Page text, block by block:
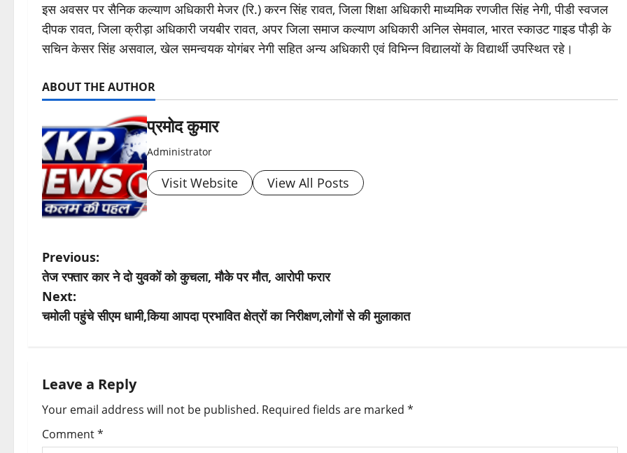
इस अवसर पर सैनिक कल्याण अधिकारी मेजर (रि.) करन सिंह रावत, जिला शिक्षा अधिकारी माध्यमिक रणजीत सिंह नेगी, पीडी स्वजल
दीपक रावत, जिला क्रीड़ा अधिकारी जयबीर रावत, अपर जिला समाज कल्याण अधिकारी अनिल सेमवाल, भारत स्काउट गाइड पौड़ी के
सचिन केसर सिंह असवाल, खेल समन्वयक योगंबर नेगी सहित अन्य अधिकारी एवं विभिन्न विद्यालयों के विद्यार्थी उपस्थित रहे।
ABOUT THE AUTHOR
प्रमोद कुमार
Administrator
Visit Website View All Posts
P
o
s
n
a
v
Previous:
तेज रफ्तार कार ने दो युवकों को कुचला, मौके पर मौत, आरोपी फरार
Next:
चमोली पहुंचे सीएम धामी,किया आपदा प्रभावित क्षेत्रों का निरीक्षण,लोगों से की मुलाकात
Leave a Reply
Your email address will not be published. Required fields are marked *
Comment*